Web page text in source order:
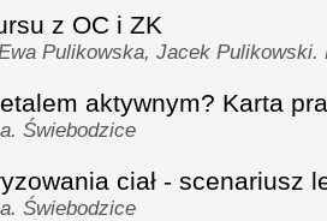
z OC i ZK
Pulikowska, Jacek Pulikowski.
aktywnym? Karta
Świebodzice
ciał - scenariusz
Świebodzice